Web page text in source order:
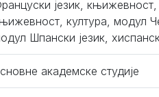
језик,
култура, модул
Шпански језик,
академске студије